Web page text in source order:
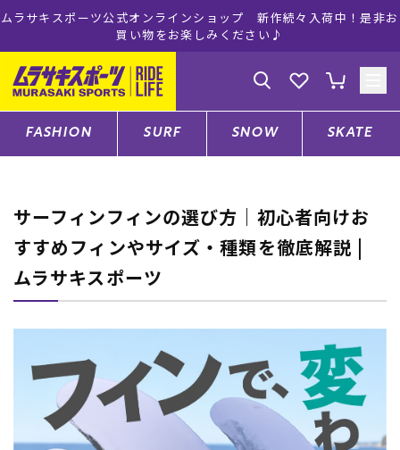
ムラサキスポーツ公式オンラインショップ 新作続々入荷中！是非お
買い物をお楽しみください♪
ゲスト様
ログイン 会員登録
CATEGORY
ファッションTOP
サーフTOP
スノーTOP
FASHION SURF SNOW SKATE
サーフィンフィンの選び方｜初心者向けお
すすめフィンやサイズ・種類を徹底解説 |
ムラサキスポーツ